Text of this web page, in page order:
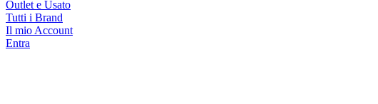
Outlet e Usato
Tutti i Brand
Il mio Account
Entra